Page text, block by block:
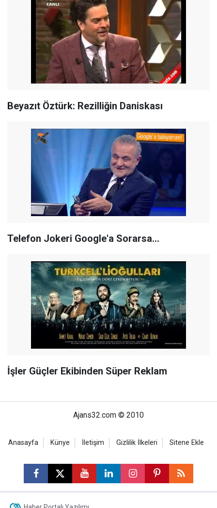
Beyazıt Öztürk: Rezilliğin Daniskası
Telefon Jokeri Google'a Sorarsa...
İşler Güçler Ekibinden Süper Reklam
Ajans32.com © 2010
Anasayfa Künye İletişim Gizlilik İlkeleri Sitene Ekle